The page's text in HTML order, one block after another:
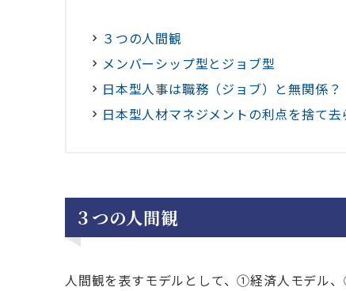
３つの人間観
メンバーシップ型とジョブ型
日本型人事は職務（ジョブ）と無関係？
日本型人材マネジメントの利点を捨て去
３つの人間観
人間観を表すモデルとして、①経済人モデル